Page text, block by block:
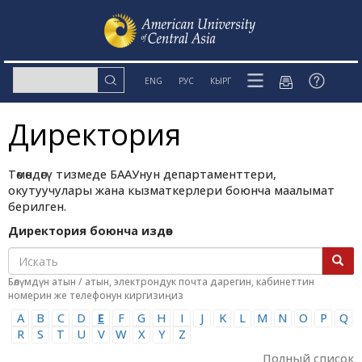
ENG РУС КЫРГ
Директория
Төмөндөгү тизмеде БААУнун департаменттери,
окутуучулары жана кызматкерлери боюнча маалымат
берилген.
Директория боюнча издөө:
Бөлүмдүн атын / атын, электрондук почта дарегин, кабинеттин
номерин же телефонун киргизиңиз
A B C D E F G H I J K L M N O P
Q
R
S T U V W X Y
Z
Полный список